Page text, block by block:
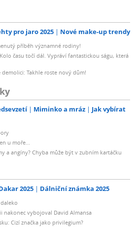
pro jaro 2025 Nové make-up trendy
příběh významné rodiny!
času točí dál. Vypráví fantastickou ságu, která
Takhle roste nový dům!
Miminko a mráz
Jak vybírat
u moře...
a angíny? Chyba může být v zubním kartáčku
2025 Dálniční známka 2025
nakonec vybojoval David Almansa
Cizí značka jako privilegium?